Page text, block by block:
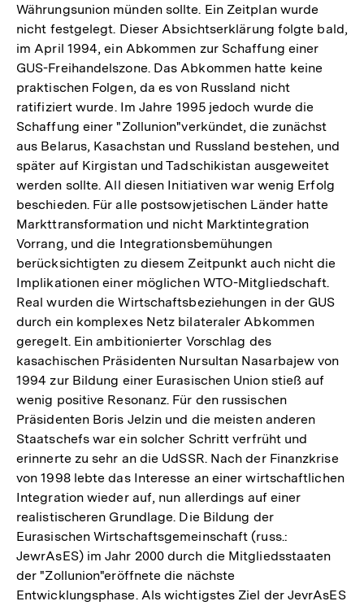
Währungsunion münden sollte. Ein Zeitplan wurde
nicht festgelegt. Dieser Absichtserklärung folgte bald,
im April 1994, ein Abkommen zur Schaffung einer
GUS-Freihandelszone. Das Abkommen hatte keine
praktischen Folgen, da es von Russland nicht
ratifiziert wurde. Im Jahre 1995 jedoch wurde die
Schaffung einer "Zollunion"verkündet, die zunächst
aus Belarus, Kasachstan und Russland bestehen, und
später auf Kirgistan und Tadschikistan ausgeweitet
werden sollte. All diesen Initiativen war wenig Erfolg
beschieden. Für alle postsowjetischen Länder hatte
Markttransformation und nicht Marktintegration
Vorrang, und die Integrationsbemühungen
berücksichtigten zu diesem Zeitpunkt auch nicht die
Implikationen einer möglichen WTO-Mitgliedschaft.
Real wurden die Wirtschaftsbeziehungen in der GUS
durch ein komplexes Netz bilateraler Abkommen
geregelt. Ein ambitionierter Vorschlag des
kasachischen Präsidenten Nursultan Nasarbajew von
1994 zur Bildung einer Eurasischen Union stieß auf
wenig positive Resonanz. Für den russischen
Präsidenten Boris Jelzin und die meisten anderen
Staatschefs war ein solcher Schritt verfrüht und
erinnerte zu sehr an die UdSSR. Nach der Finanzkrise
von 1998 lebte das Interesse an einer wirtschaftlichen
Integration wieder auf, nun allerdings auf einer
realistischeren Grundlage. Die Bildung der
Eurasischen Wirtschaftsgemeinschaft (russ.:
JewrAsES) im Jahr 2000 durch die Mitgliedsstaaten
der "Zollunion"eröffnete die nächste
Entwicklungsphase. Als wichtigstes Ziel der JevrAsES